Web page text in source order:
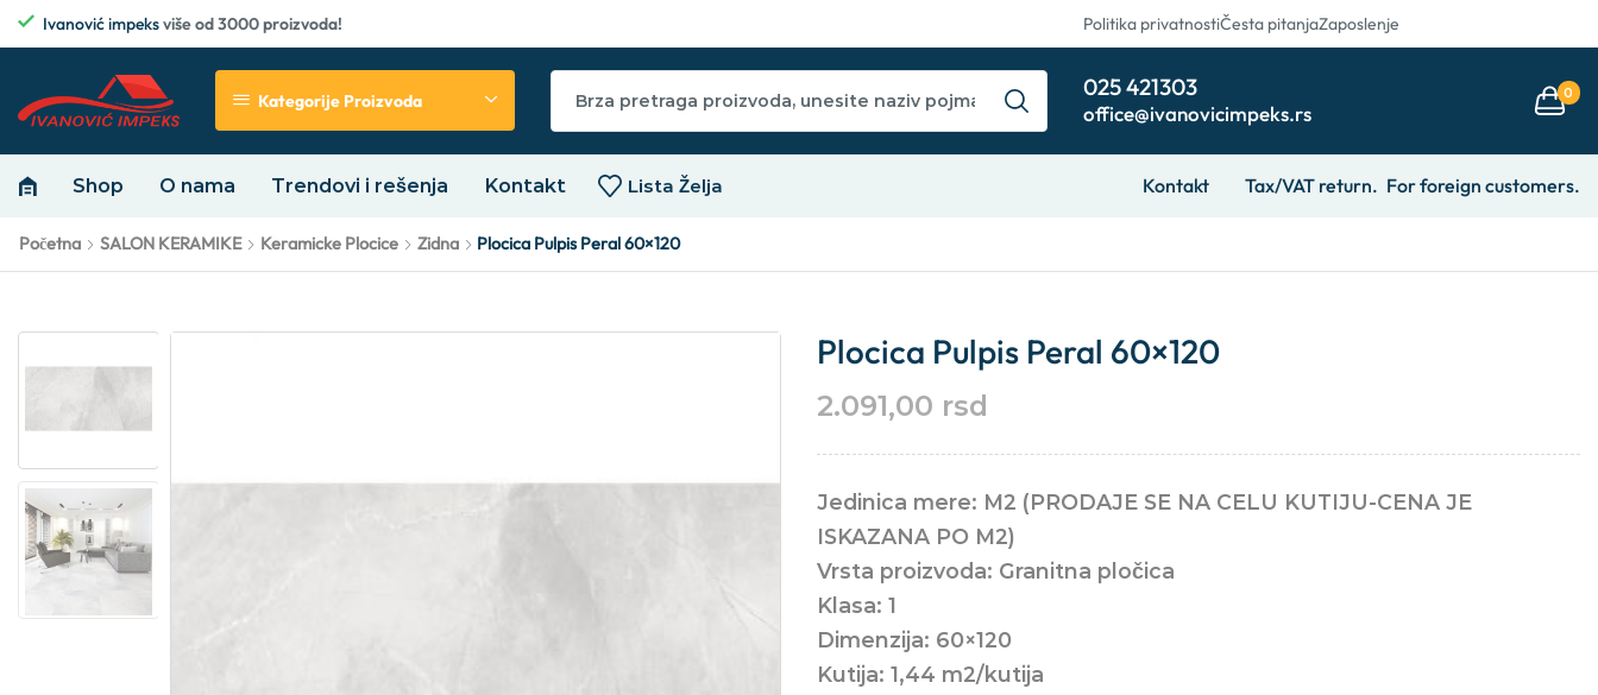
Ivanović impeksviše od 3000 proizvoda! Politika privatnostiČesta pitanjaZaposlenje
Kategorije Proizvoda 025 421303
office@ivanovicimpeks.rs
0
Shop O nama Trendovi i rešenja Kontakt Lista Želja Kontakt Tax/VAT return. For foreign customers.
Početna SALON KERAMIKE Keramicke Plocice Zidna Plocica Pulpis Peral 60×120
Plocica Pulpis Peral 60×120
2.091,00 rsd
Jedinica mere: M2 (PRODAJE SE NA CELU KUTIJU-CENA JE
ISKAZANA PO M2)
Vrsta proizvoda: Granitna pločica
Klasa: 1
Dimenzija: 60×120
Kutija: 1,44 m2/kutija